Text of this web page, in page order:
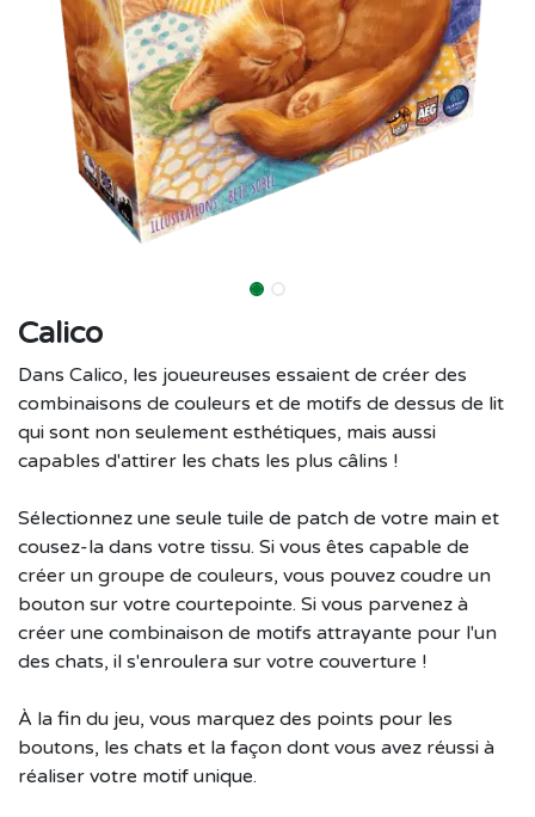
Calico
Dans Calico, les joueureuses essaient de créer des
combinaisons de couleurs et de motifs de dessus de lit
qui sont non seulement esthétiques, mais aussi
capables d'attirer les chats les plus câlins !
Sélectionnez une seule tuile de patch de votre main et
cousez-la dans votre tissu. Si vous êtes capable de
créer un groupe de couleurs, vous pouvez coudre un
bouton sur votre courtepointe. Si vous parvenez à
créer une combinaison de motifs attrayante pour l'un
des chats, il s'enroulera sur votre couverture !
À la fin du jeu, vous marquez des points pour les
boutons, les chats et la façon dont vous avez réussi à
réaliser votre motif unique.